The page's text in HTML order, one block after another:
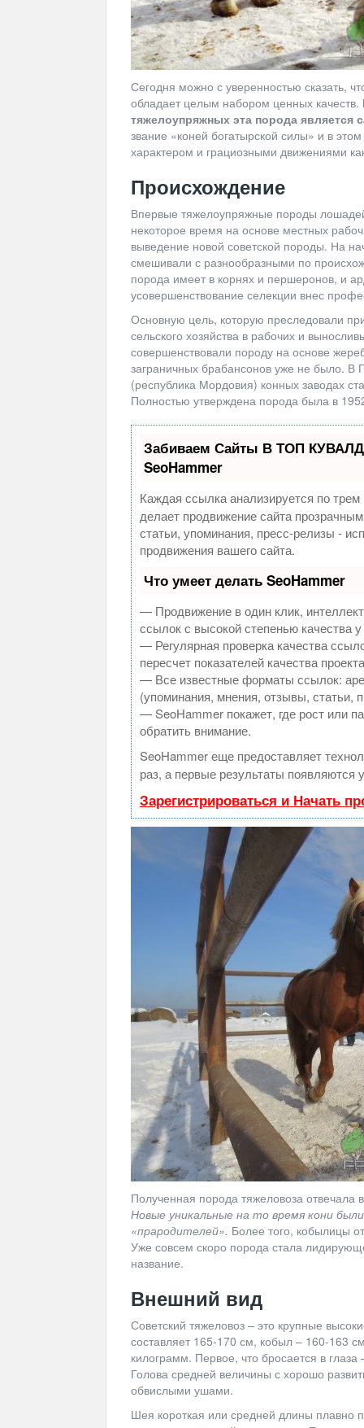
Сегодня можно с уверенностью сказать,
обладает целым набором ценных качеств.
тяжелоупряжных эта порода является
звание «коней богатырской силы» и в
характером и грациозными движениями
Происхождение
Впервые тяжелоупряжные породы
некоторое время на основе местных
выведение новой советской породы. На
смешивали с разнообразными по
порода имеет в корнях и першеронов, и
усовершенствование селекции внес
Основную цель, которую преследовали
сельского хозяйства в рабочих и
совершенствовали породу на основе
заграничных брабансонов уже не было. В
(республика Мордовия) конных заводах
Полностью утверждена порода была в
Забиваем Сайты В ТОП
SeoHammer
Каждая ссылка анализируется по
делает продвижение сайта
статьи, упоминания, пресс-релизы -
продвижения вашего сайта.
Что умеет делать SeoHammer
— Продвижение в один клик,
ссылок с высокой степенью качества
— Регулярная проверка качества
пересчет показателей качества
— Все известные форматы ссылок:
(упоминания, мнения, отзывы, статьи,
— SeoHammer покажет, где рост или
обратить внимание.
SeoHammer еще предоставляет
раз, а первые результаты появляются
Зарегистрироваться и Начать
Полученная порода тяжеловоза отвечала
Новые уникальные на то время кони
«прародителей». Более того, кобылицы
Уже совсем скоро порода стала
название.
Внешний вид
Советский тяжеловоз – это крупные
составляет 165-170 см, кобыл – 160-163
килограмм. Первое, что бросается в
Голова средней величины с хорошо
обвислыми ушами.
Шея короткая или средней длины плавно